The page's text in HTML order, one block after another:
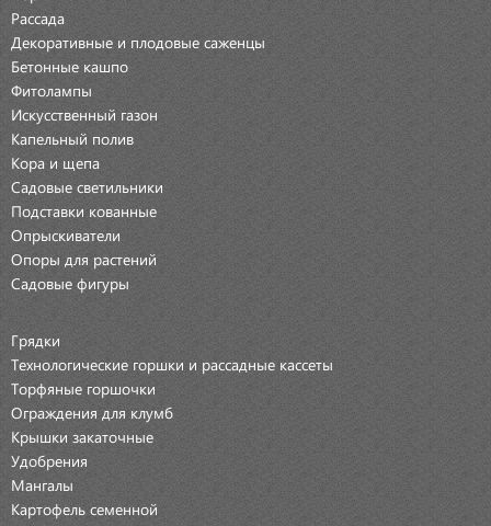
Рассада
Декоративные и плодовые саженцы
Бетонные кашпо
Фитолампы
Искусственный газон
Капельный полив
Кора и щепа
Садовые светильники
Подставки кованные
Опрыскиватели
Опоры для растений
Садовые фигуры
Грядки
Технологические горшки и рассадные кассеты
Торфяные горшочки
Ограждения для клумб
Крышки закаточные
Удобрения
Мангалы
Картофель семенной